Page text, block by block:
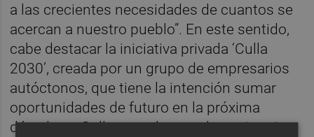
a las crecientes necesidades de cuantos se
acercan a nuestro pueblo”. En este sentido,
cabe destacar la iniciativa privada ‘Culla
2030’, creada por un grupo de empresarios
autóctonos, que tiene la intención sumar
oportunidades de futuro en la próxima
década en Culla y con la que el consistorio